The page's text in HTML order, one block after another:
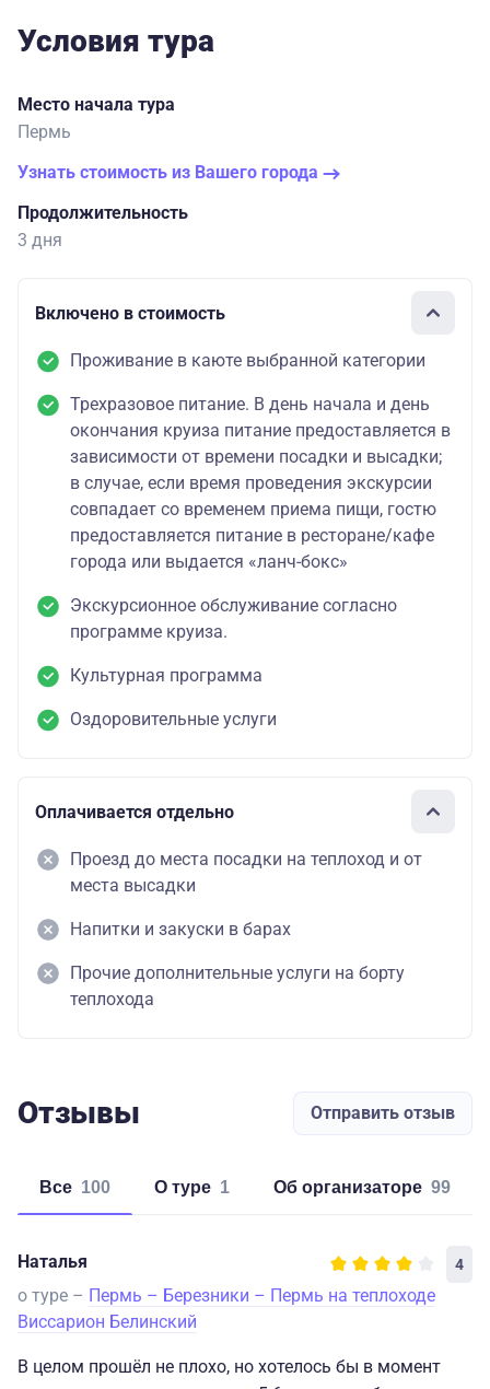
Условия тура
Место начала тура
Пермь
Узнать стоимость из Вашего города
Продолжительность
3 дня
Включено в стоимость
Проживание в каюте выбранной категории
Трехразовое питание. В день начала и день
окончания круиза питание предоставляется в
зависимости от времени посадки и высадки;
в случае, если время проведения экскурсии
совпадает со временем приема пищи, гостю
предоставляется питание в ресторане/кафе
города или выдается «ланч-бокс»
Экскурсионное обслуживание согласно
программе круиза.
Культурная программа
Оздоровительные услуги
Оплачивается отдельно
Проезд до места посадки на теплоход и от
места высадки
Напитки и закуски в барах
Прочие дополнительные услуги на борту
теплохода
Отзывы Отправить отзыв
Все 100 о туре 1 об организаторе 99
Наталья 4
о туре – Пермь – Березники – Пермь на теплоходе
Виссарион Белинский
В целом прошёл не плохо, но хотелось бы в момент